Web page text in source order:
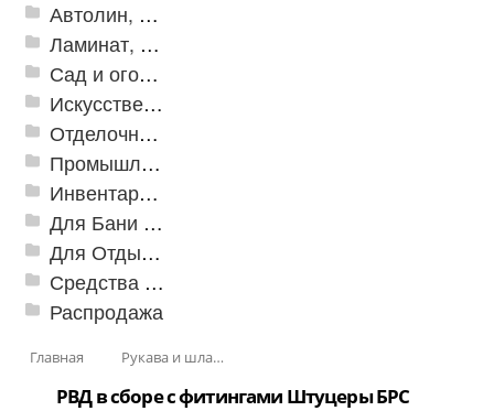
Автолин, Транслин, Линолеум
Ламинат, Кварцвиниловая плитка SPC
Сад и огород
Искусственная трава
Отделочные профили
Промышленный текстиль
Инвентарь для клининга
Для Бани и Сауны
Для Отдыха и Пикника
Средства от насекомых и садовых вредителей
Распродажа
Главная Рукава и шланги промышленные
РВД в сборе с фитингами Штуцеры БРС